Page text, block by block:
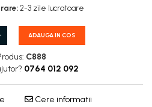
2-3 zile lucratoare
ADAUGA IN COS
C888
0764 012 092
Cere informatii